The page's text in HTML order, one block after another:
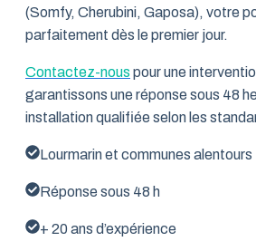
(Somfy, Cherubini, Gaposa), votre
parfaitement dès le premier jour.
Contactez-nous pour une
garantissons une réponse sous 48
installation qualifiée selon les
Lourmarin et communes alentours
Réponse sous 48 h
+ 20 ans d’expérience